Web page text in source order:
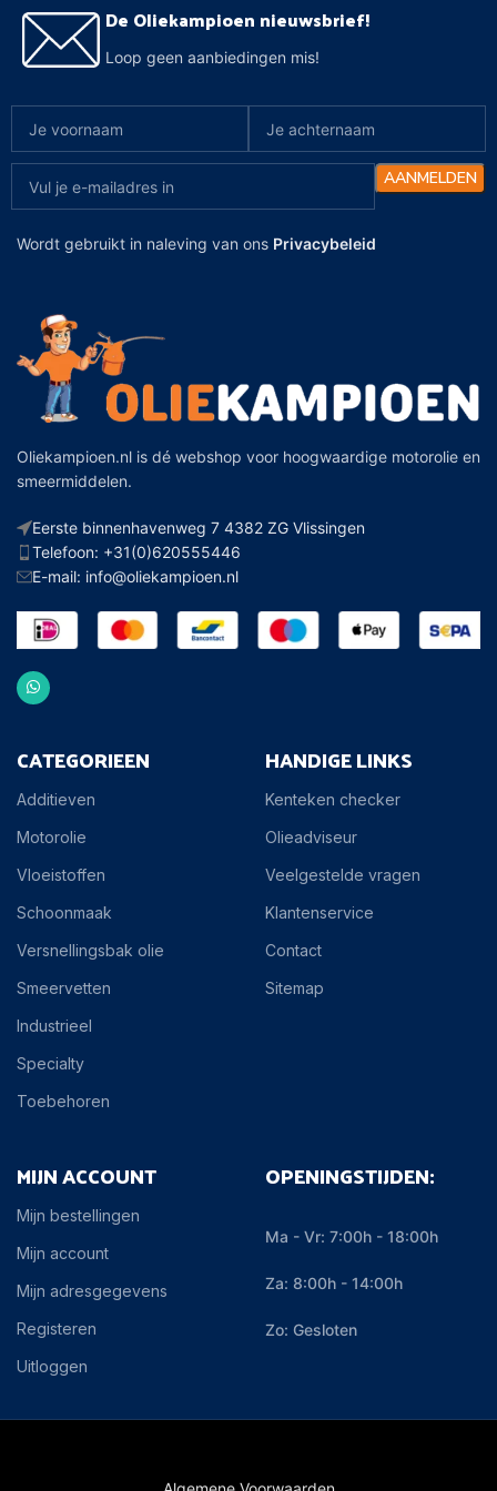
De Oliekampioen nieuwsbrief!
Loop geen aanbiedingen mis!
Wordt gebruikt in naleving van ons Privacybeleid
Oliekampioen.nl is dé webshop voor hoogwaardige motorolie en
smeermiddelen.
Eerste binnenhavenweg 7 4382 ZG Vlissingen
Telefoon: +31(0)620555446
E-mail: info@oliekampioen.nl
CATEGORIEEN
Additieven
Motorolie
Vloeistoffen
Schoonmaak
Versnellingsbak olie
Smeervetten
Industrieel
Specialty
Toebehoren
HANDIGE LINKS
Kenteken checker
Olieadviseur
Veelgestelde vragen
Klantenservice
Contact
Sitemap
MIJN ACCOUNT
Mijn bestellingen
Mijn account
Mijn adresgegevens
Registeren
Uitloggen
OPENINGSTIJDEN:
Ma - Vr: 7:00h - 18:00h
Za: 8:00h - 14:00h
Zo: Gesloten